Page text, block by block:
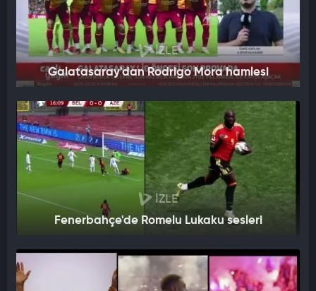
İZLE
Galatasaray'dan Rodrigo Mora hamlesi
İZLE
Fenerbahçe'de Romelu Lukaku sesleri